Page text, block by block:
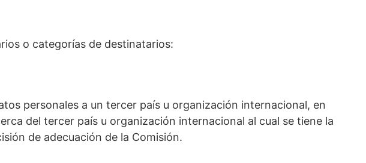
o categorías de destinatarios:
personales a un tercer país u organización internacional, en
del tercer país u organización internacional al cual se tiene la
de adecuación de la Comisión.